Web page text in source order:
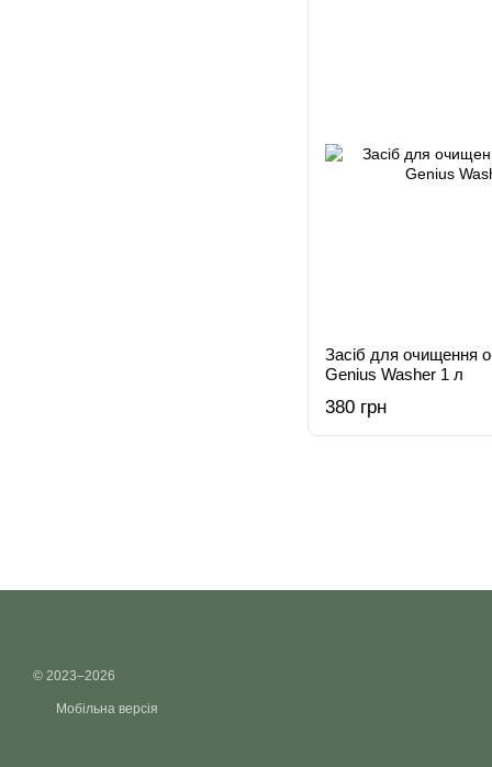
Засіб для очищення
Genius Washer 1 л
380 грн
© 2023–2026
Мобільна версія